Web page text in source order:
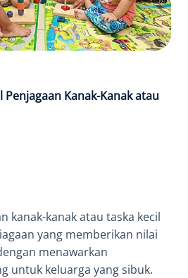
Penjagaan Kanak-Kanak atau
kanak-kanak atau taska kecil
yang memberikan nilai
menawarkan
untuk keluarga yang sibuk.